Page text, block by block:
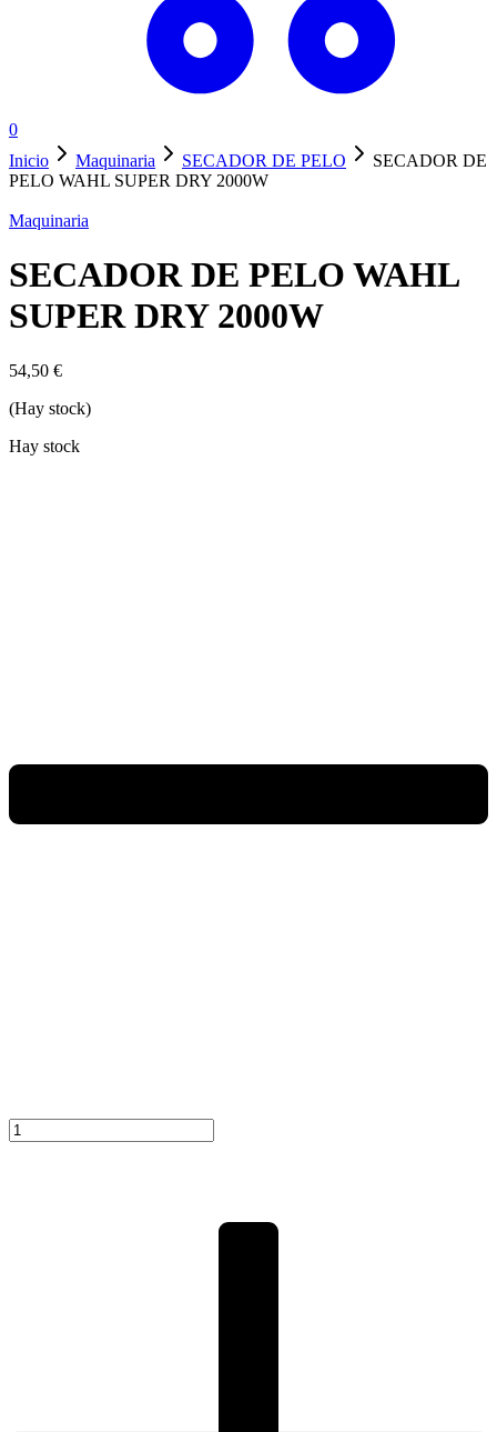
0
Inicio
Maquinaria SECADOR DE PELO
SECADOR DE
PELO WAHL SUPER DRY 2000W
Maquinaria
SECADOR DE PELO WAHL
SUPER DRY 2000W
54,50 €
(Hay stock)
Hay stock